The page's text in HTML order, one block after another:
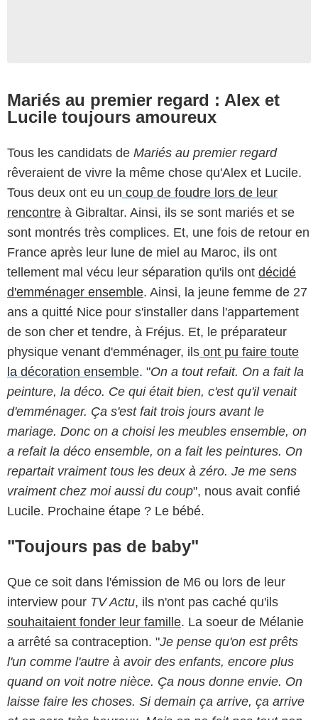
Mariés au premier regard : Alex et
Lucile toujours amoureux
Tous les candidats de Mariés au premier regard
rêveraient de vivre la même chose qu'Alex et Lucile.
Tous deux ont eu un coup de foudre lors de leur
rencontre à Gibraltar. Ainsi, ils se sont mariés et se
sont montrés très complices. Et, une fois de retour en
France après leur lune de miel au Maroc, ils ont
tellement mal vécu leur séparation qu'ils ont décidé
d'emménager ensemble. Ainsi, la jeune femme de 27
ans a quitté Nice pour s'installer dans l'appartement
de son cher et tendre, à Fréjus. Et, le préparateur
physique venant d'emménager, ils ont pu faire toute
la décoration ensemble. "On a tout refait. On a fait la
peinture, la déco. Ce qui était bien, c'est qu'il venait
d'emménager. Ça s'est fait trois jours avant le
mariage. Donc on a choisi les meubles ensemble, on
a refait la déco ensemble, on a fait les peintures. On
repartait vraiment tous les deux à zéro. Je me sens
vraiment chez moi aussi du coup", nous avait confié
Lucile. Prochaine étape ? Le bébé.
"Toujours pas de baby"
Que ce soit dans l'émission de M6 ou lors de leur
interview pour TV Actu, ils n'ont pas caché qu'ils
souhaitaient fonder leur famille. La soeur de Mélanie
a arrêté sa contraception. "Je pense qu'on est prêts
l'un comme l'autre à avoir des enfants, encore plus
quand on voit notre nièce. Ça nous donne envie. On
laisse faire les choses. Si demain ça arrive, ça arrive